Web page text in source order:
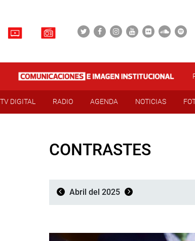
TV DIGITAL RADIO AGENDA NOTICIAS
CONTRASTES
Abril del 2025